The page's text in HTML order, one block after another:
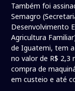
Também foi
Semagro
Desenvolvimento
Agricultura
de Iguatemi, tem
no valor de R$ 2,3
compra de
em custeio e até